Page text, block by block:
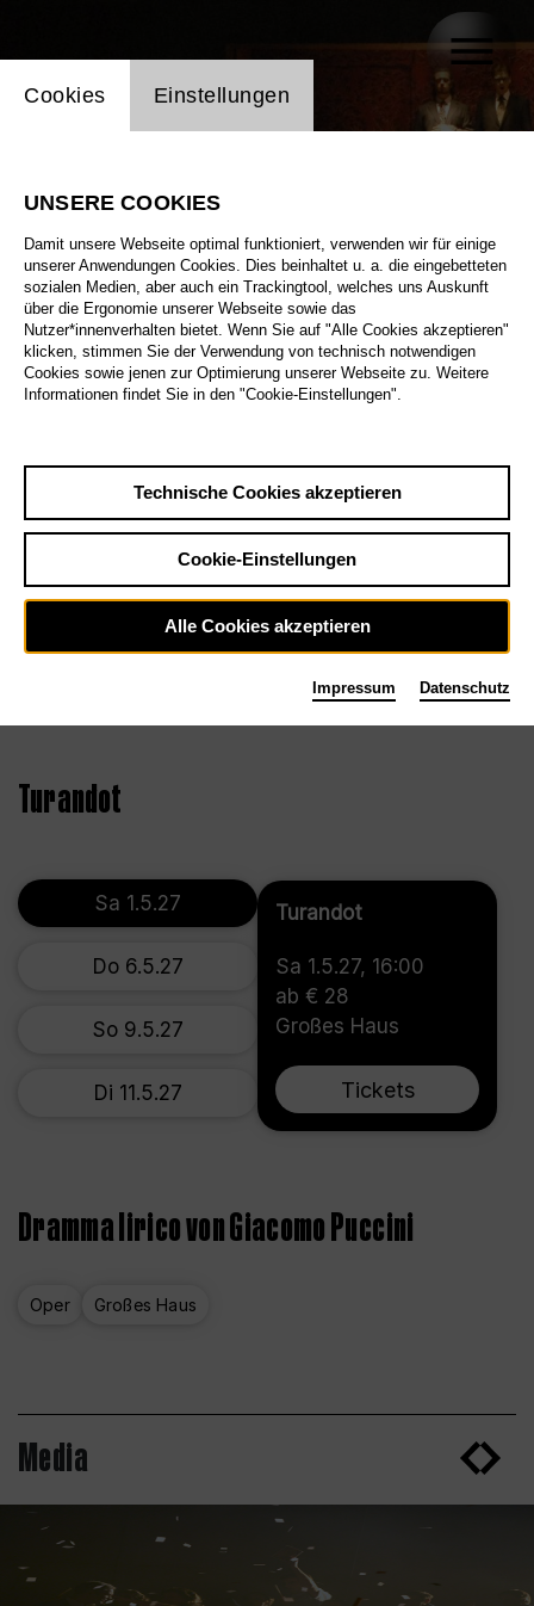
©2008, Bettina Stöß
Turandot
Sa 1.5.27
Do 6.5.27
So 9.5.27
Di 11.5.27
Turandot
Sa 1.5.27, 16:00
ab € 28
Großes Haus
Tickets
Dramma lirico von Giacomo Puccini
Oper Großes Haus
Media
Einstellung Website Cookie
Cookies Einstellungen
UNSERE COOKIES
Damit unsere Webseite optimal funktioniert, verwenden wir für einige
unserer Anwendungen Cookies. Dies beinhaltet u. a. die eingebetteten
sozialen Medien, aber auch ein Trackingtool, welches uns Auskunft
über die Ergonomie unserer Webseite sowie das
Nutzer*innenverhalten bietet. Wenn Sie auf "Alle Cookies akzeptieren"
klicken, stimmen Sie der Verwendung von technisch notwendigen
Cookies sowie jenen zur Optimierung unserer Webseite zu. Weitere
Informationen findet Sie in den "Cookie-Einstellungen".
Technische Cookies akzeptieren
Cookie-Einstellungen
Alle Cookies akzeptieren
Impressum Datenschutz